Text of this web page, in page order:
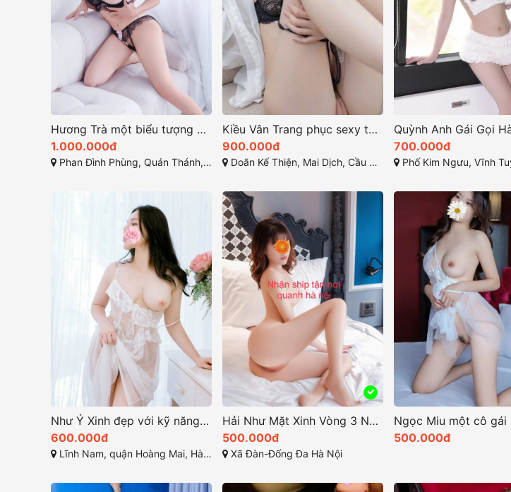
Hương Trà một biểu tượng của sự dễ thương và quyến rũ
1.000.000đ
Phan Đình Phùng, Quán Thánh, Ba Đình, Hà Nội
Kiều Vân Trang phục sexy tôn lên những đường nét tinh tế
900.000đ
Doãn Kế Thiện, Mai Dịch, Cầu Giấy, Hà Nội
700.000đ
Phố Kim Ngưu, Vĩnh Tuy, Hai Bà
Như Ý Xinh đẹp với kỹ năng làm tình tuyệt vời
600.000đ
Lĩnh Nam, quận Hoàng Mai, Hà Nội, Việt Nam
Hải Như Mặt Xinh Vòng 3 Ngon Cực Đỉnh
500.000đ
Xã Đàn-Đống Đa Hà Nội
500.000đ